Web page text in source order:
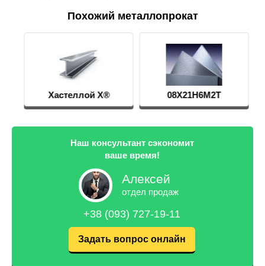
Похожий металлопрокат
Хастеллой Х® 08Х21Н6М2Т
Наш консультант сэкономит
ваше время!
Алексей
отдел продаж
+38 (093) 727-19-11
Задать вопрос онлайн